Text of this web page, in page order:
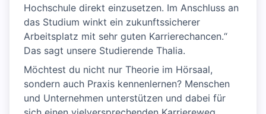
Hochschule direkt einzusetzen. Im Anschluss an
das Studium winkt ein zukunftssicherer
Arbeitsplatz mit sehr guten Karrierechancen.“
Das sagt unsere Studierende Thalia.
Möchtest du nicht nur Theorie im Hörsaal,
sondern auch Praxis kennenlernen? Menschen
und Unternehmen unterstützen und dabei für